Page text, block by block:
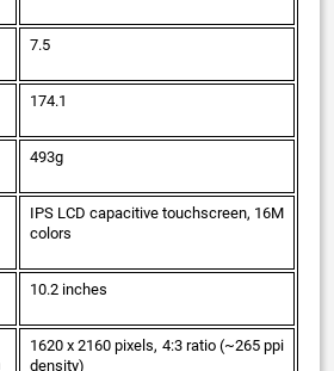
7.5
174.1
493g
IPS LCD capacitive touchscreen, 16M
colors
10.2 inches
1620 x 2160 pixels, 4:3 ratio (~265 ppi
density)